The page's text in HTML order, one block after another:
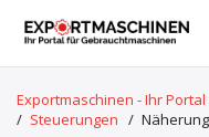
Exportmaschinen - Ihr
/ Steuerungen /